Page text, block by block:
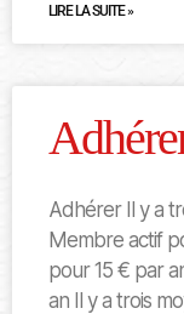
LIRE LA SUITE »
Adhérer Il y a
Membre actif
pour 15 € par
an Il y a trois